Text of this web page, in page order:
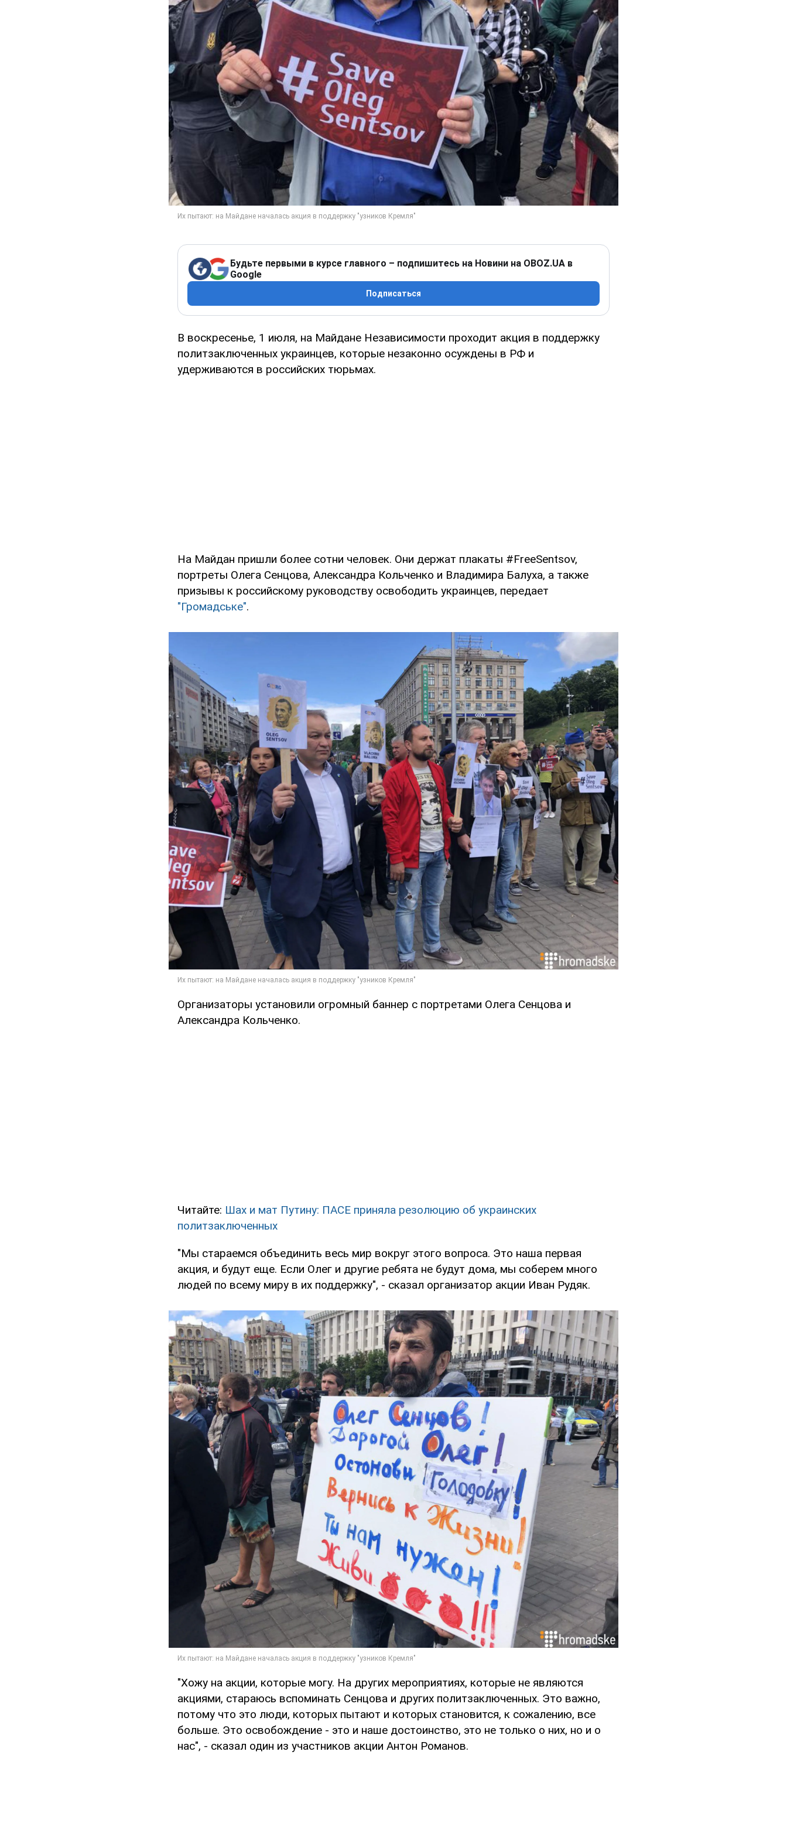
Будьте первыми в курсе главного – подпишитесь на Новини на OBOZ.UA в
Google
Подписаться
В воскресенье, 1 июля, на Майдане Независимости проходит акция в поддержку
политзаключенных украинцев, которые незаконно осуждены в РФ и
удерживаются в российских тюрьмах.
На Майдан пришли более сотни человек. Они держат плакаты #FreeSentsov,
портреты Олега Сенцова, Александра Кольченко и Владимира Балуха, а также
призывы к российскому руководству освободить украинцев, передает
"Громадське".
Организаторы установили огромный баннер с портретами Олега Сенцова и
Александра Кольченко.
Читайте: Шах и мат Путину: ПАСЕ приняла резолюцию об украинских
политзаключенных
"Мы стараемся объединить весь мир вокруг этого вопроса. Это наша первая
акция, и будут еще. Если Олег и другие ребята не будут дома, мы соберем много
людей по всему миру в их поддержку", - сказал организатор акции Иван Рудяк.
"Хожу на акции, которые могу. На других мероприятиях, которые не являются
акциями, стараюсь вспоминать Сенцова и других политзаключенных. Это важно,
потому что это люди, которых пытают и которых становится, к сожалению, все
больше. Это освобождение - это и наше достоинство, это не только о них, но и о
нас", - сказал один из участников акции Антон Романов.